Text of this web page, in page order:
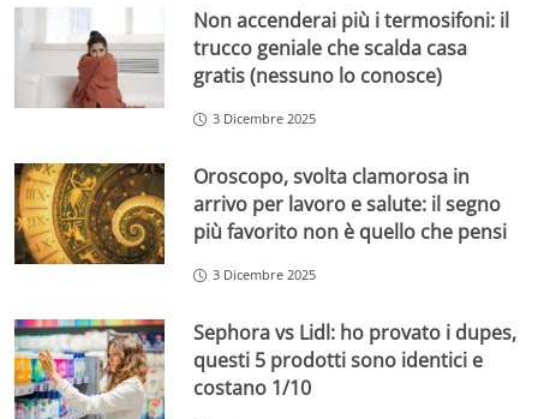
Non accenderai più i termosifoni: il
trucco geniale che scalda casa
gratis (nessuno lo conosce)
3 Dicembre 2025
Oroscopo, svolta clamorosa in
arrivo per lavoro e salute: il segno
più favorito non è quello che pensi
3 Dicembre 2025
Sephora vs Lidl: ho provato i dupes,
questi 5 prodotti sono identici e
costano 1/10